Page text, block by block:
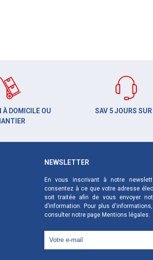
À DOMICILE OU
SAV 5 JOURS
NEWSLETTER
En vous inscrivant à notre
consentez à ce que votre adresse
soit traitée afin de vous envoyer
d’information. Pour plus
consulter notre page Mentions légales.